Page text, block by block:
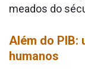
meados do
Além do
humanos